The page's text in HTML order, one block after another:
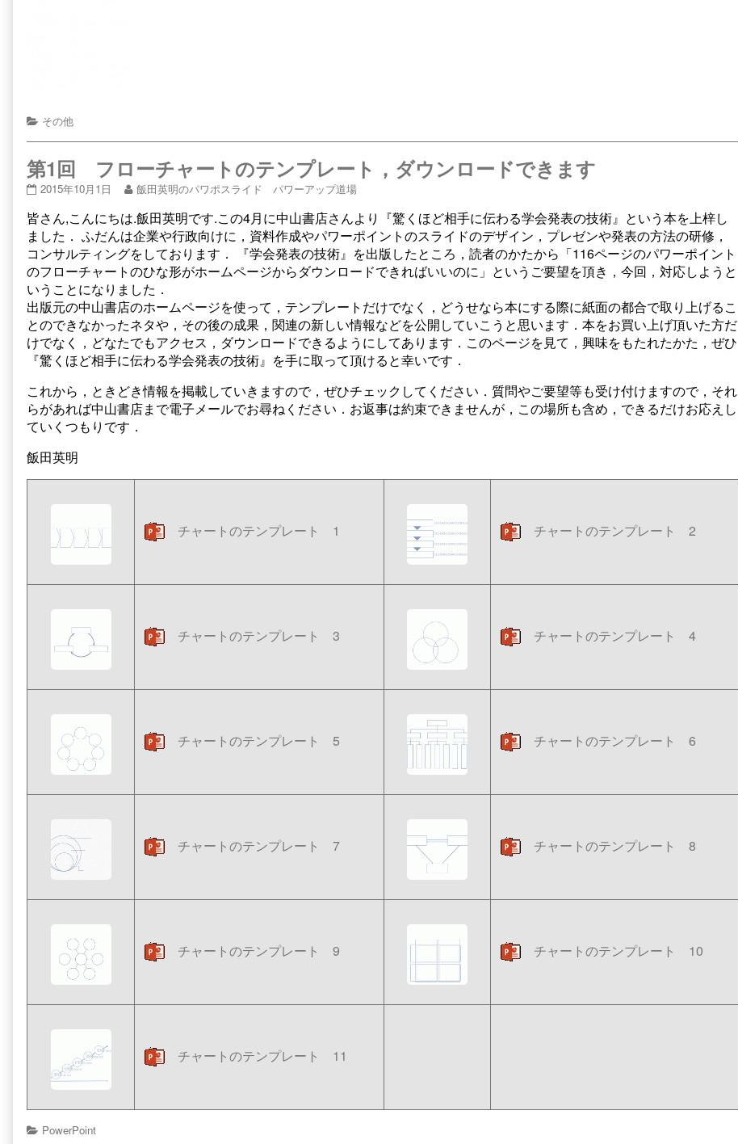
Categories
その他
第1回 フローチャートのテンプレート，ダウンロードできます
第
回
フ
ロ
ー
チ
ャ
ー
ト
の
テ
ン
レ
ー
ト，
ダ
ウ
ン
ロ
published
2015年10月1日
Read
posts
by
the
author
of
第
1
回
フ
ロ
ー
ャ
ー
ト
の
プ
ト，
ダ
ロ
飯田英明のパワポスライド パワーアップ道場
皆さん,こんにちは.飯田英明です.この4月に中山書店さんより『驚くほど相手に伝わる学会発表の技術』という本を上梓し
ました． ふだんは企業や行政向けに，資料作成やパワーポイントのスライドのデザイン，プレゼンや発表の方法の研修，
コンサルティングをしております． 『学会発表の技術』を出版したところ，読者のかたから「116ページのパワーポイント
のフローチャートのひな形がホームページからダウンロードできればいいのに」というご要望を頂き，今回，対応しようと
いうことになりました．
出版元の中山書店のホームページを使って，テンプレートだけでなく，どうせなら本にする際に紙面の都合で取り上げるこ
とのできなかったネタや，その後の成果，関連の新しい情報などを公開していこうと思います．本をお買い上げ頂いた方だ
けでなく，どなたでもアクセス，ダウンロードできるようにしてあります．このページを見て，興味をもたれたかた，ぜひ
『驚くほど相手に伝わる学会発表の技術』を手に取って頂けると幸いです．
これから，ときどき情報を掲載していきますので，ぜひチェックしてください．質問やご要望等も受け付けますので，それ
らがあれば中山書店まで電子メールでお尋ねください．お返事は約束できませんが，この場所も含め，できるだけお応えし
ていくつもりです．
飯田英明
チャートのテンプレート 1 チャートのテンプレート 2
チャートのテンプレート 3 チャートのテンプレート 4
チャートのテンプレート 5 チャートのテンプレート 6
チャートのテンプレート 7 チャートのテンプレート 8
チャートのテンプレート 9 チャートのテンプレート 10
チャートのテンプレート 11
Categories
PowerPoint